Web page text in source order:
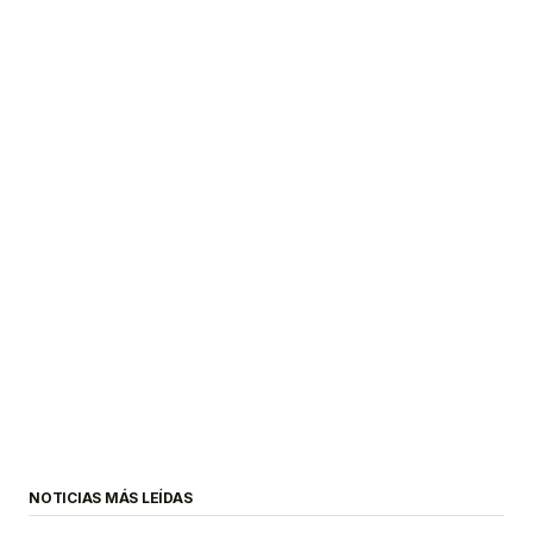
NOTICIAS MÁS LEÍDAS